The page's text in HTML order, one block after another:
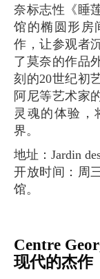
奈标志性《睡
馆的椭圆形房
作，让参观者
了莫奈的作品
刻的20世纪初
阿尼等艺术家
灵魂的体验，
界。
地址：Jardin
开放时间：周
馆。
Centre George Pompidou 蓬皮杜中心：
现代的杰作